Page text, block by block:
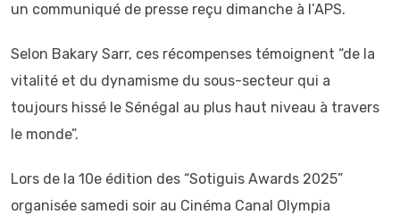
un communiqué de presse reçu dimanche à l’APS.
Selon Bakary Sarr, ces récompenses témoignent “de la
vitalité et du dynamisme du sous-secteur qui a
toujours hissé le Sénégal au plus haut niveau à travers
le monde”.
Lors de la 10e édition des “Sotiguis Awards 2025”
organisée samedi soir au Cinéma Canal Olympia